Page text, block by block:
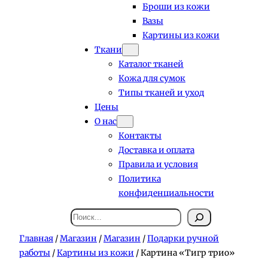
Броши из кожи
Вазы
Картины из кожи
Ткани
Каталог тканей
Кожа для сумок
Типы тканей и уход
Цены
О нас
Контакты
Доставка и оплата
Правила и условия
Политика
конфиденциальности
Поиск
Главная /Магазин /Магазин /Подарки ручной
работы /Картины из кожи / Картина «Тигр трио»